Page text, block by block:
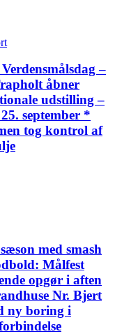
–
åbner
udstilling –
september *
tog kontrol af
med smash
Målfest
opgør i aften
Nr. Bjert
ny boring i